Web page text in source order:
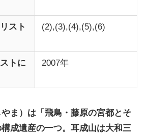
スト
(2),(3),(4),(5),(6)
トに
2007年
ま）は「飛鳥・藤原の宮都とそ
成遺産の一つ。耳成山は大和三